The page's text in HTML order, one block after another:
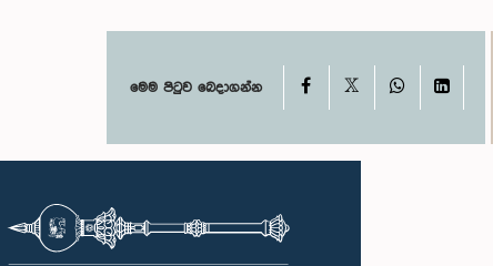
මෙම පිටුව බෙදාගන්න Facebook WhatsApp